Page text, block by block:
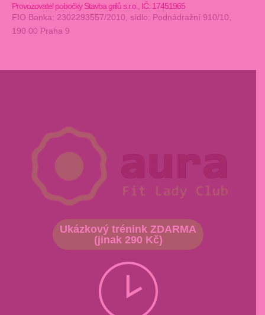
Provozovatel pobočky Stavba grilů s.r.o., IČ: 17451965
FIO Banka: 2302293557/2010, sídlo: Podnádražní 910/10,
190 00 Praha 9
Ukázkový trénink ZDARMA
(jinak 290 Kč)